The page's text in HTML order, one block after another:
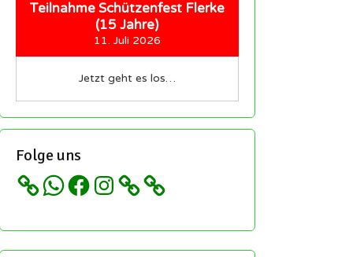
Teilnahme Schützenfest Flerke
(15 Jahre)
11. Juli 2026
Jetzt geht es los…
Folge uns
WhatsApp
FacebookInstagram